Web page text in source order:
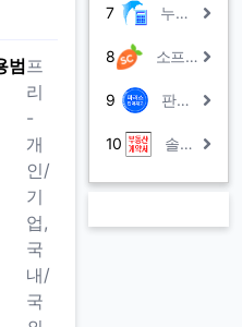
범프
리
-
개
인/
기
업,
국
내/
국
7 누리아 계산기
8 소프트캐럿Lite(무료ERP)
9 판매박사ACE
10 솔계약서